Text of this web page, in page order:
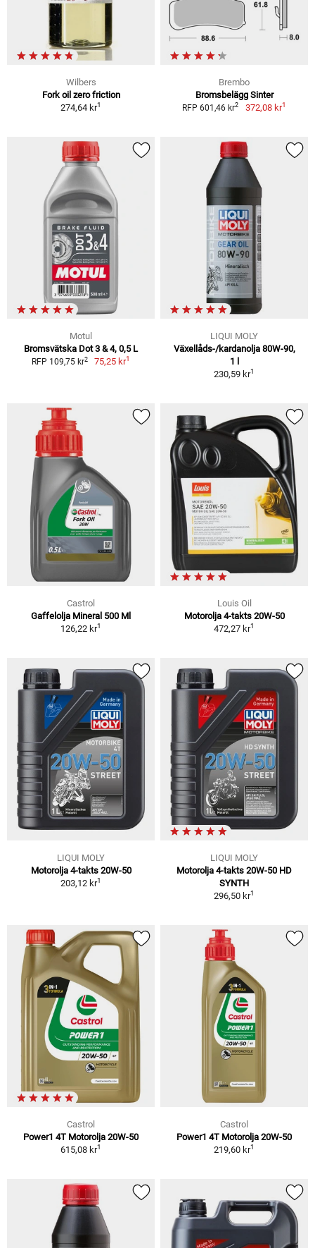
Wilbers
Fork oil zero friction
274,64 kr1
Brembo
Bromsbelägg Sinter
RFP 601,46 kr2 372,08 kr1
Motul
Bromsvätska Dot 3 & 4, 0,5 L
RFP 109,75 kr2 75,25 kr1
LIQUI MOLY
Växellåds-/kardanolja 80W-90,
1 l
230,59 kr1
Castrol
Gaffelolja Mineral 500 Ml
126,22 kr1
Louis Oil
Motorolja 4-takts 20W-50
472,27 kr1
LIQUI MOLY
Motorolja 4-takts 20W-50
203,12 kr1
LIQUI MOLY
Motorolja 4-takts 20W-50 HD
SYNTH
296,50 kr1
Castrol
Power1 4T Motorolja 20W-50
615,08 kr1
Castrol
Power1 4T Motorolja 20W-50
219,60 kr1